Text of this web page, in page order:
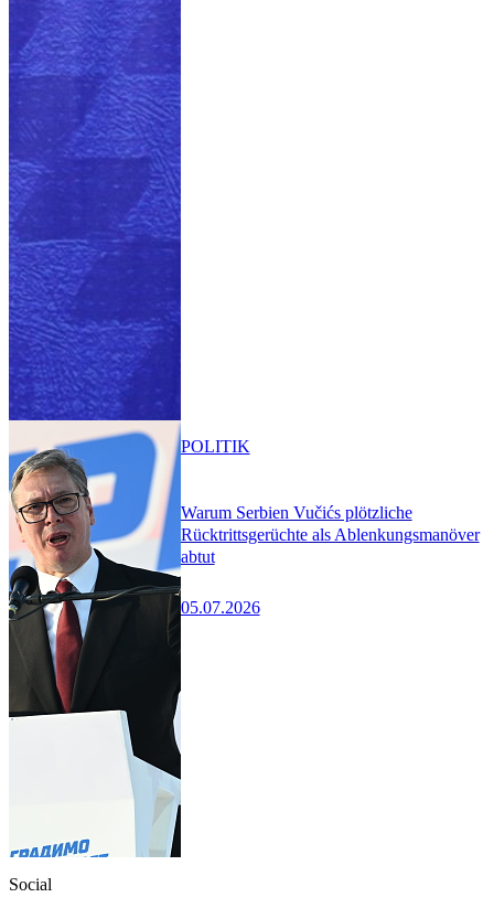
Warum Serbien Vučićs plötzliche
Rücktrittsgerüchte als Ablenkungsmanöver
abtut
05.07.2026
POLITIK
Social